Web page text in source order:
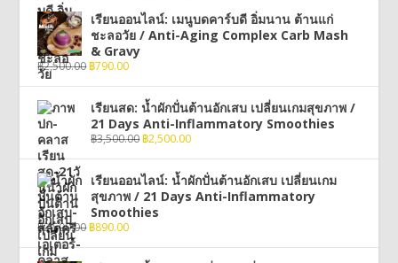
เรียนออนไลน์: เมนูบดคาร์บดี อิ่มนาน ต้านแก่
ชะลอวัย / Anti-Aging Complex Carb Mash
& Gravy
฿2,500.00฿790.00
เรียนสด: น้ำผักปั่นต้านอักเสบ เปลี่ยนเกมสุขภาพ /
21 Days Anti-Inflammatory Smoothies
฿3,500.00฿2,500.00
เรียนออนไลน์: น้ำผักปั่นต้านอักเสบ เปลี่ยนเกม
สุขภาพ / 21 Days Anti-Inflammatory
Smoothies
฿2,500.00฿890.00